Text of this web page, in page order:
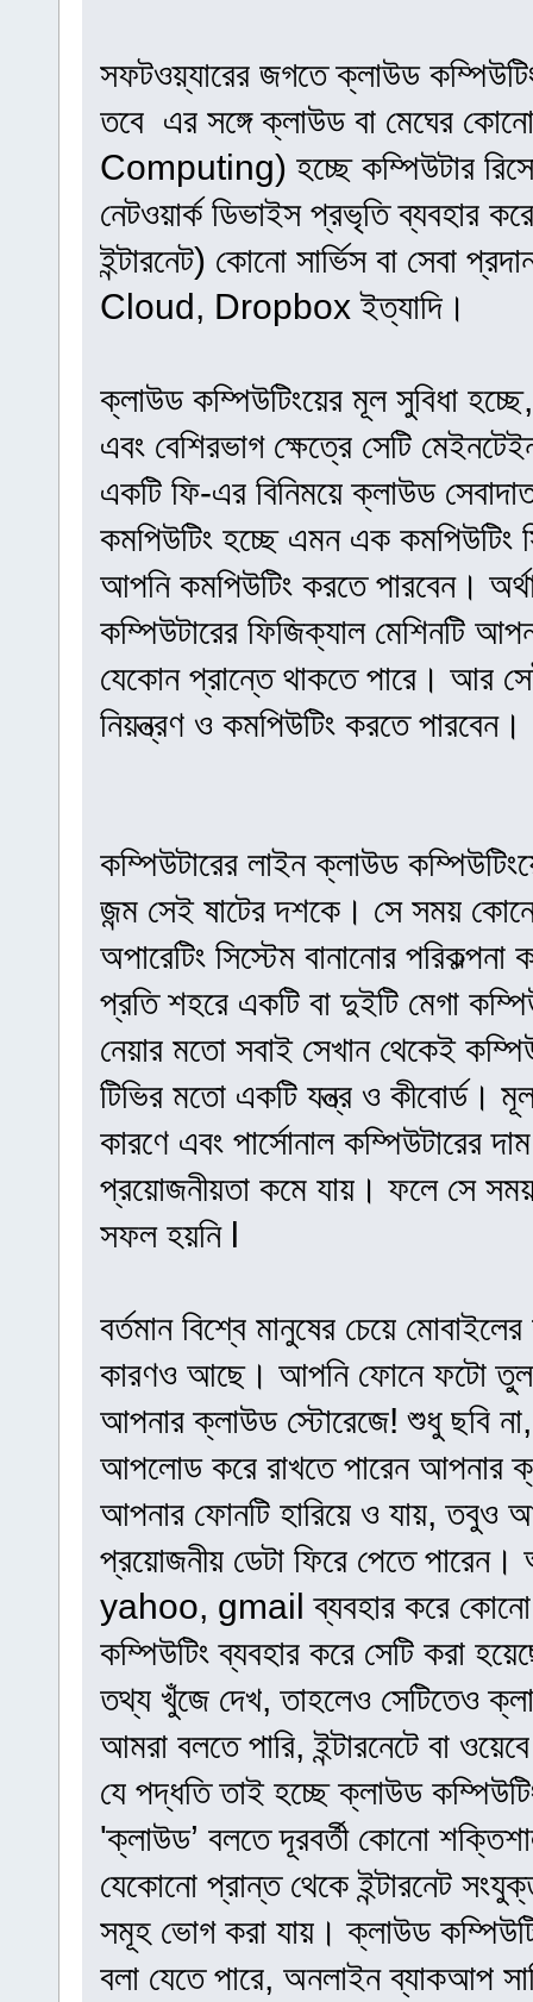
সফটওয়্যারের জগতে ক্লাউড
তবে এর সঙ্গে ক্লাউড বা মেঘের
Computing) হচ্ছে কম্পিউটার
নেটওয়ার্ক ডিভাইস প্রভৃতি ব্যবহার
ইন্টারনেট) কোনো সার্ভিস বা সেবা
Cloud, Dropbox ইত্যাদি।
ক্লাউড কম্পিউটিংয়ের মূল সুবিধা
এবং বেশিরভাগ ক্ষেত্রে সেটি
একটি ফি-এর বিনিময়ে ক্লাউড
কমপিউটিং হচ্ছে এমন এক কমপিউটিং
আপনি কমপিউটিং করতে পারবেন।
কম্পিউটারের ফিজিক্যাল মেশিনটি
যেকোন প্রান্তে থাকতে পারে। আর
নিয়ন্ত্রণ ও কমপিউটিং করতে পারবেন।
কম্পিউটারের লাইন ক্লাউড
জন্ম সেই ষাটের দশকে। সে সময়
অপারেটিং সিস্টেম বানানোর
প্রতি শহরে একটি বা দুইটি মেগা
নেয়ার মতো সবাই সেখান থেকেই
টিভির মতো একটি যন্ত্র ও কীবোর্ড।
কারণে এবং পার্সোনাল কম্পিউটারের
প্রয়োজনীয়তা কমে যায়। ফলে সে সময়
সফল হয়নি l
বর্তমান বিশ্বে মানুষের চেয়ে
কারণও আছে। আপনি ফোনে ফটো
আপনার ক্লাউড স্টোরেজে! শুধু ছবি
আপলোড করে রাখতে পারেন আপনার
আপনার ফোনটি হারিয়ে ও যায়, তবুও
প্রয়োজনীয় ডেটা ফিরে পেতে পারেন।
yahoo, gmail ব্যবহার করে কোনাে
কম্পিউটিং ব্যবহার করে সেটি করা
তথ্য খুঁজে দেখ, তাহলেও সেটিতেও
আমরা বলতে পারি, ইন্টারনেটে বা
যে পদ্ধতি তাই হচ্ছে ক্লাউড
'ক্লাউড’ বলতে দূরবর্তী কোনাে
যেকোনাে প্রান্ত থেকে ইন্টারনেট
সমূহ ভোগ করা যায়। ক্লাউড
বলা যেতে পারে, অনলাইন ব্যাকআপ